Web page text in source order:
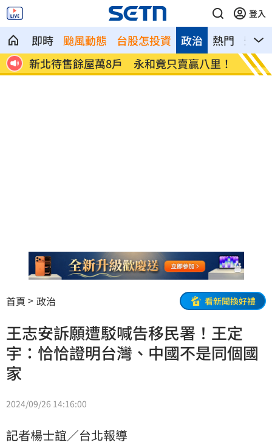
登入
即時 颱風動態 台股怎投資 熱門 影音
政治
新北待售餘屋萬8戶 永和竟只賣贏八里！ 為5
首頁 政治 看新聞換好禮
王志安訴願遭駁喊告移民署！王定
宇：恰恰證明台灣、中國不是同個國
家
2024/09/26 14:16:00
記者楊士誼／台北報導